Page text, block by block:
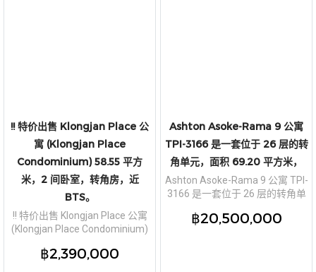
!! 特价出售 Klongjan Place 公
寓 (Klongjan Place
Condominium) 58.55 平方
米，2 间卧室，转角房，近
BTS。
!! 特价出售 Klongjan Place 公寓
(Klongjan Place Condominium)
房，近 BTS。
฿2,390,000
Ashton Asoke-Rama 9 公寓
TPI-3166 是一套位于 26 层的转
角单元，面积 69.20 平方米，
Ashton Asoke-Rama 9 公寓 TPI-
3166 是一套位于 26 层的转角单
฿20,500,000